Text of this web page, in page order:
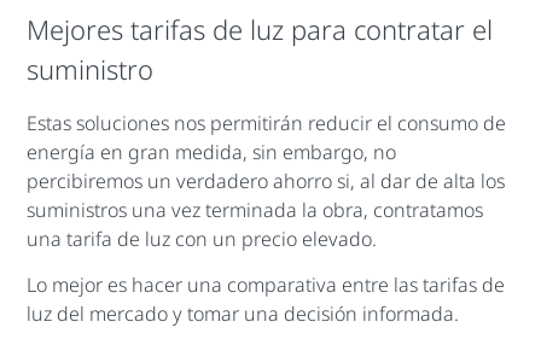
Mejores tarifas de luz para contratar el
suministro
Estas soluciones nos permitirán reducir el consumo de
energía en gran medida, sin embargo, no
percibiremos un verdadero ahorro si, al dar de alta los
suministros una vez terminada la obra, contratamos
una tarifa de luz con un precio elevado.
Lo mejor es hacer una comparativa entre las tarifas de
luz del mercado y tomar una decisión informada.